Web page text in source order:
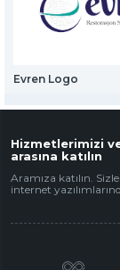
Evren Logo
Hizmetlerimizi
arasına katılın
Aramıza katılın.
internet